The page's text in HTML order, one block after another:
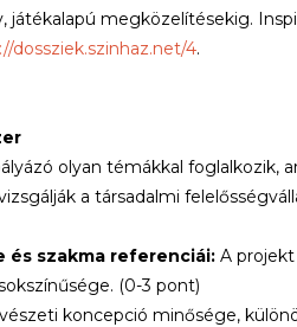
játékalapú megközelítésekig.
dossziek.szinhaz.net/4.
olyan témákkal foglalkozik,
a társadalmi
szakma referenciái: A
(0-3 pont)
koncepció minősége,